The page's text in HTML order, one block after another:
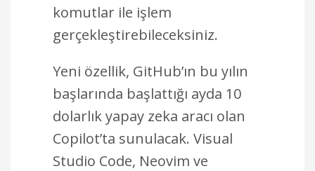
komutlar ile işlem
gerçekleştirebileceksiniz.
Yeni özellik, GitHub’ın bu yılın
başlarında başlattığı ayda 10
dolarlık yapay zeka aracı olan
Copilot’ta sunulacak. Visual
Studio Code, Neovim ve